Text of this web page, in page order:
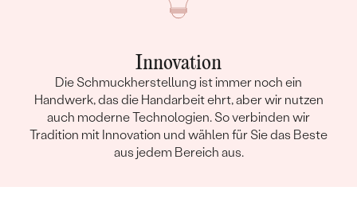
Innovation
Die Schmuckherstellung ist immer noch ein
Handwerk, das die Handarbeit ehrt, aber wir nutzen
auch moderne Technologien. So verbinden wir
Tradition mit Innovation und wählen für Sie das Beste
aus jedem Bereich aus.